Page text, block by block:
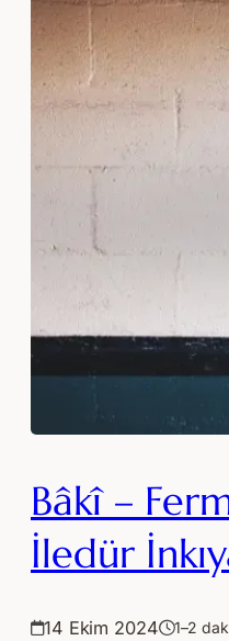
Bâkî –
İledür
14 Ekim 2024 1–2